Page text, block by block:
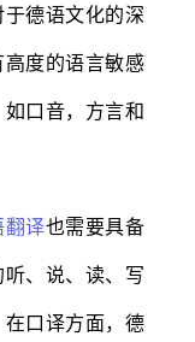
德语文化的深
度的语言敏感
口音，方言和
翻译也需要具备
、说、读、写
口译方面，德